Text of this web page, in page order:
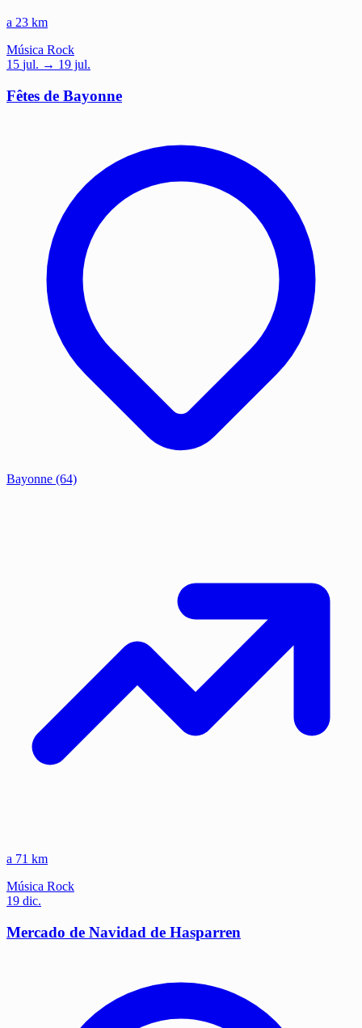
a 23 km
Música Rock
15 jul. → 19 jul.
Fêtes de Bayonne
Bayonne (64)
a 71 km
Música Rock
19 dic.
Mercado de Navidad de Hasparren